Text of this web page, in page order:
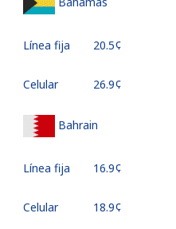
Línea fija ⁦20.5¢⁩
Celular ⁦26.9¢⁩
Bahrain
Línea fija ⁦16.9¢⁩
Celular ⁦18.9¢⁩